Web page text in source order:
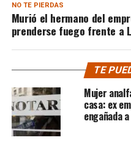
NO TE PIERDAS
Murió el hermano del
prenderse fuego frente a
TE
Mujer
casa: ex
engañada